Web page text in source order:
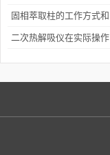
缩
和富集样品中的挥发性成
分
固相萃取柱的工作方式和
应用场景
二次热解吸仪在实际操作